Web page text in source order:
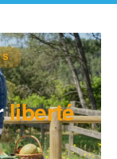
liberté